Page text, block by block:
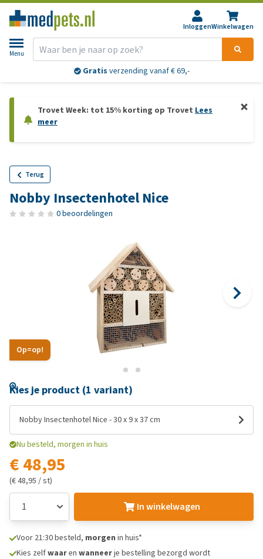
InloggenWinkelwagen
Menu
Gratis verzending vanaf € 69,-
Trovet Week: tot 15% korting op Trovet Lees
meer
Terug
Nobby Insectenhotel Nice
0 beoordelingen
Op=op!
Kies je product (1 variant)
Nobby Insectenhotel Nice - 30 x 9 x 37 cm
Nu besteld, morgen in huis
€ 48,95
(€ 48,95 / st)
In winkelwagen
Voor 21:30 besteld, morgen in huis*
Kies zelfwaaren wanneerje bestelling bezorgd wordt